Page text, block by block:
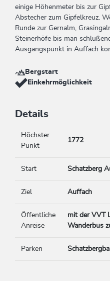
einige Höhenmeter bis zur
Abstecher zum Gipfelkreuz.
Runde zur Gernalm,
Steinerhöfe bis man
Ausgangspunkt in Auffach
Bergstart
Einkehrmöglichkeit
Details
Höchster
Punkt
1772
Start Schatzberg
Ziel Auffach
Öffentliche
Anreise
mit der VVT
Wanderbus
Parken